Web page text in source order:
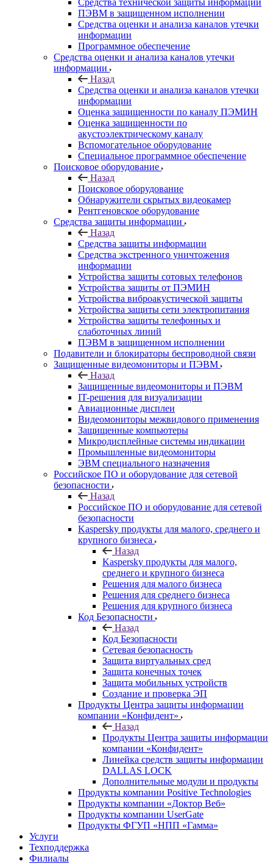
Средства технической защиты информации
ПЭВМ в защищенном исполнении
Средства оценки и анализа каналов утечки
информации
Программное обеспечение
Средства оценки и анализа каналов утечки
информации
Назад
Средства оценки и анализа каналов утечки
информации
Оценка защищенности по каналу ПЭМИН
Оценка защищенности по
акустоэлектрическому каналу
Вспомогательное оборудование
Специальное программное обеспечение
Поисковое оборудование
Назад
Поисковое оборудование
Обнаружители скрытых видеокамер
Рентгеновское оборудование
Средства защиты информации
Назад
Средства защиты информации
Средства экстренного уничтожения
информации
Устройства защиты сотовых телефонов
Устройства защиты от ПЭМИН
Устройства виброакустической защиты
Устройства защиты сети электропитания
Устройства защиты телефонных и
слаботочных линий
ПЭВМ в защищенном исполнении
Подавители и блокираторы беспроводной связи
Защищенные видеомониторы и ПЭВМ
Назад
Защищенные видеомониторы и ПЭВМ
IT-решения для визуализации
Авиационные дисплеи
Видеомониторы межвидового применения
Защищенные компьютеры
Микродисплейные системы индикации
Промышленные видеомониторы
ЭВМ специального назначения
Российское ПО и оборудование для сетевой
безопасности
Назад
Российское ПО и оборудование для сетевой
безопасности
Kaspersky продукты для малого, среднего и
крупного бизнеса
Назад
Kaspersky продукты для малого,
среднего и крупного бизнеса
Решения для малого бизнеса
Решения для среднего бизнеса
Решения для крупного бизнеса
Код Безопасности
Назад
Код Безопасности
Сетевая безопасность
Защита виртуальных сред
Защита конечных точек
Защита мобильных устройств
Создание и проверка ЭП
Продукты Центра защиты информации
компании «Конфидент»
Назад
Продукты Центра защиты информации
компании «Конфидент»
Линейка средств защиты информации
DALLAS LOCK
Дополнительные модули и продукты
Продукты компании Positive Technologies
Продукты компании «Доктор Веб»
Продукты компании UserGate
Продукты ФГУП «НПП «Гамма»
Услуги
Техподдержка
Филиалы